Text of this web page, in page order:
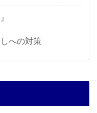
への対策